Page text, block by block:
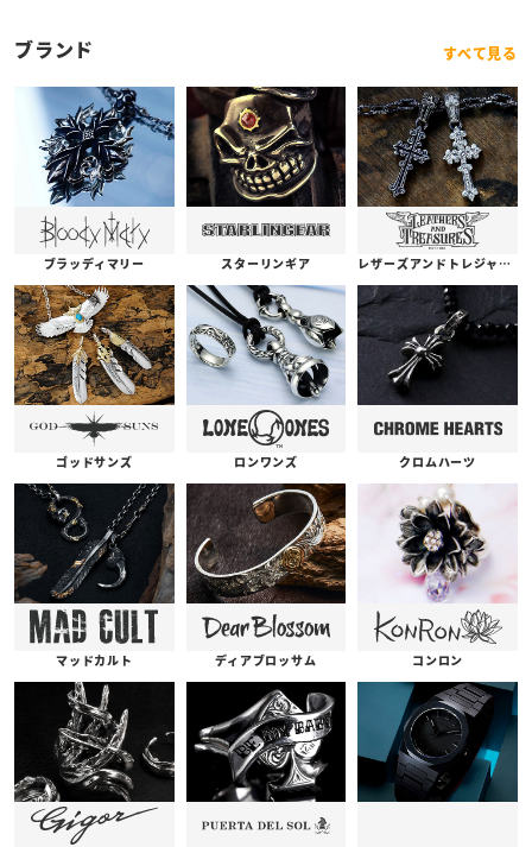
ブランド すべて見る
ブラッディマリー スターリンギア レザーズアンドトレジャーズ
ゴッドサンズ ロンワンズ クロムハーツ
マッドカルト ディアブロッサム コンロン